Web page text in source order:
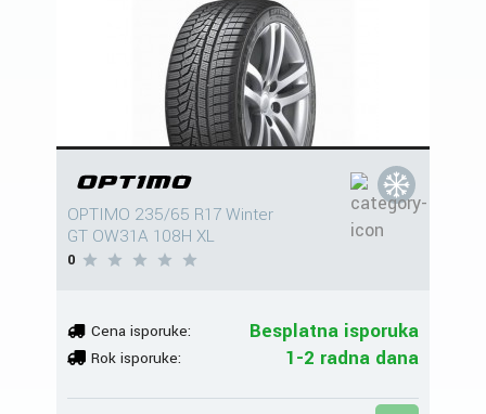
OPTIMO 235/65 R17 Winter
GT OW31A 108H XL
0
Cena isporuke: Besplatna isporuka
Rok isporuke: 1-2 radna dana